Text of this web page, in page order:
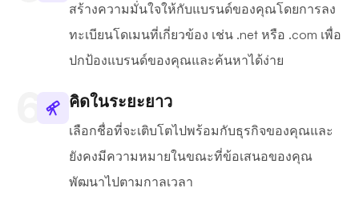
สร้างความมั่นใจให้กับแบรนด์ของคุณโดยการลง
ทะเบียนโดเมนที่เกี่ยวข้อง เช่น .net หรือ .com เพื่อ
ปกป้องแบรนด์ของคุณและค้นหาได้ง่าย
คิดในระยะยาว
เลือกชื่อที่จะเติบโตไปพร้อมกับธุรกิจของคุณและ
ยังคงมีความหมายในขณะที่ข้อเสนอของคุณ
พัฒนาไปตามกาลเวลา